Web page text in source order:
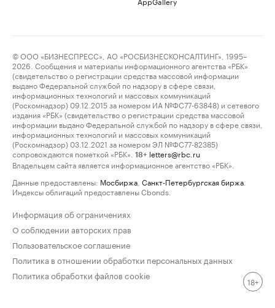
© ООО «БИЗНЕСПРЕСС», АО «РОСБИЗНЕСКОНСАЛТИНГ», 1995–
2026. Сообщения и материалы информационного агентства «РБК»
(свидетельство о регистрации средства массовой информации
выдано Федеральной службой по надзору в сфере связи,
информационных технологий и массовых коммуникаций
(Роскомнадзор) 09.12.2015 за номером ИА №ФС77-63848) и сетевого
издания «РБК» (свидетельство о регистрации средства массовой
информации выдано Федеральной службой по надзору в сфере связи,
информационных технологий и массовых коммуникаций
(Роскомнадзор) 03.12.2021 за номером ЭЛ №ФС77-82385)
сопровождаются пометкой «РБК».
18+ letters@rbc.ru
Владельцем сайта является информационное агентство «РБК».
Данные предоставлены: Мосбиржа Санкт-Петербургская биржа
Индексы облигаций предоставлены Cbonds.
Информация об ограничениях
О соблюдении авторских прав
Пользовательское соглашение
Политика в отношении обработки персональных данных
Политика обработки файлов cookie
18+